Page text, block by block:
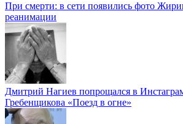
При смерти: в сети появились фото
реанимации
Дмитрий Нагиев попрощался в
Гребенщикова «Поезд в огне»